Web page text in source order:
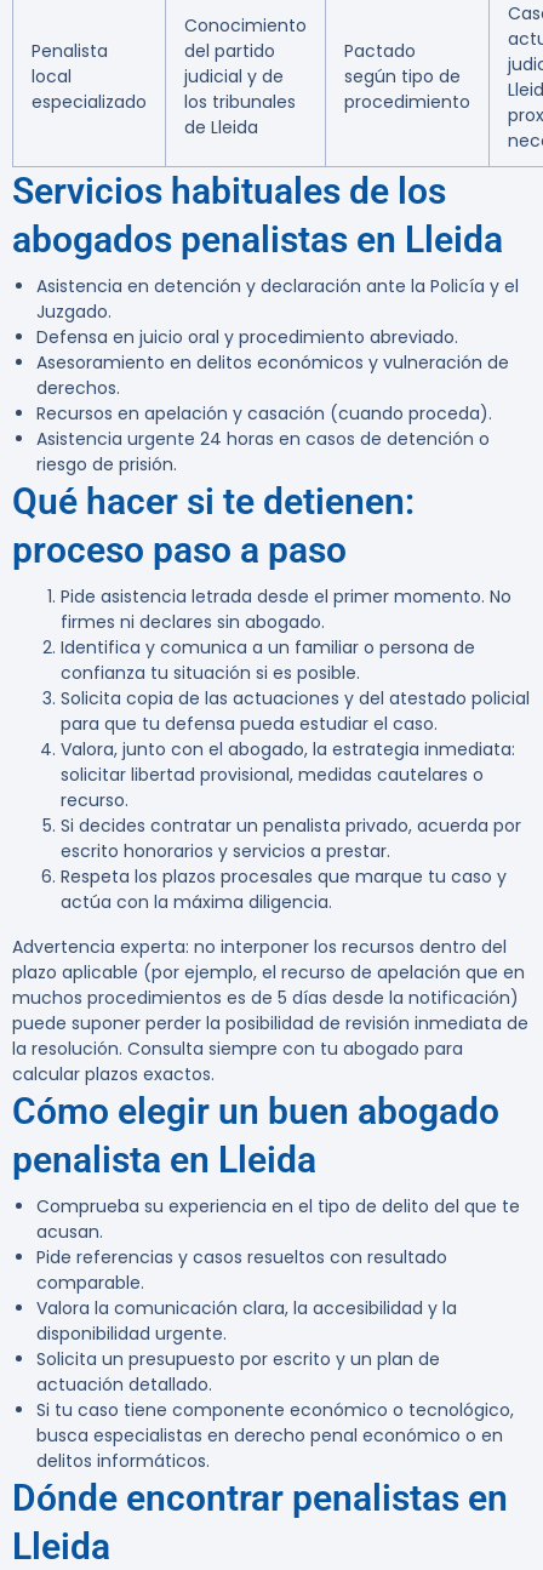
Penalista
local
especializado
Conocimiento
del partido
judicial y de
los tribunales
de Lleida
Pactado
según tipo de
procedimiento
Servicios habituales de los
abogados penalistas en Lleida
Asistencia en detención y declaración ante la Policía y el
Juzgado.
Defensa en juicio oral y procedimiento abreviado.
Asesoramiento en delitos económicos y vulneración de
derechos.
Recursos en apelación y casación (cuando proceda).
Asistencia urgente 24 horas en casos de detención o
riesgo de prisión.
Qué hacer si te detienen:
proceso paso a paso
Pide asistencia letrada desde el primer momento. No
firmes ni declares sin abogado.
Identifica y comunica a un familiar o persona de
confianza tu situación si es posible.
Solicita copia de las actuaciones y del atestado policial
para que tu defensa pueda estudiar el caso.
Valora, junto con el abogado, la estrategia inmediata:
solicitar libertad provisional, medidas cautelares o
recurso.
Si decides contratar un penalista privado, acuerda por
escrito honorarios y servicios a prestar.
Respeta los plazos procesales que marque tu caso y
actúa con la máxima diligencia.
Advertencia experta: no interponer los recursos dentro del
plazo aplicable (por ejemplo, el recurso de apelación que en
muchos procedimientos es de 5 días desde la notificación)
puede suponer perder la posibilidad de revisión inmediata de
la resolución. Consulta siempre con tu abogado para
calcular plazos exactos.
Cómo elegir un buen abogado
penalista en Lleida
Comprueba su experiencia en el tipo de delito del que te
acusan.
Pide referencias y casos resueltos con resultado
comparable.
Valora la comunicación clara, la accesibilidad y la
disponibilidad urgente.
Solicita un presupuesto por escrito y un plan de
actuación detallado.
Si tu caso tiene componente económico o tecnológico,
busca especialistas en derecho penal económico o en
delitos informáticos.
Dónde encontrar penalistas en
Lleida